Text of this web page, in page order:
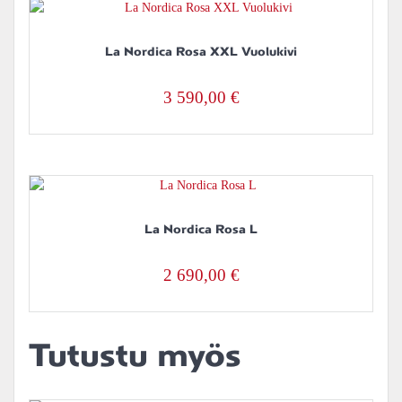
La Nordica Rosa XXL Vuolukivi
3 590,00 €
La Nordica Rosa L
2 690,00 €
Tutustu myös